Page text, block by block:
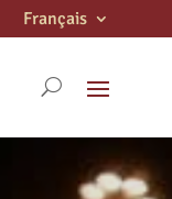
Français